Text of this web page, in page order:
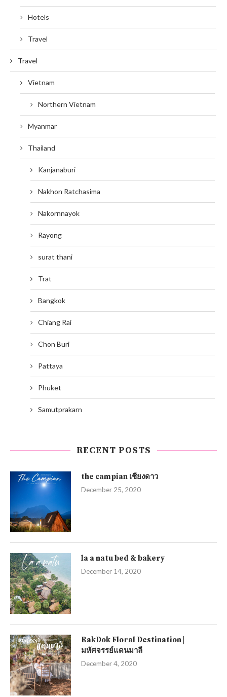
Hotels
Travel
Travel
Vietnam
Northern Vietnam
Myanmar
Thailand
Kanjanaburi
Nakhon Ratchasima
Nakornnayok
Rayong
surat thani
Trat
Bangkok
Chiang Rai
Chon Buri
Pattaya
Phuket
Samutprakarn
RECENT POSTS
the campian เชียงดาว
December 25, 2020
la a natu bed & bakery
December 14, 2020
RakDok Floral Destination |
มหัศจรรย์แดนมาลี
December 4, 2020